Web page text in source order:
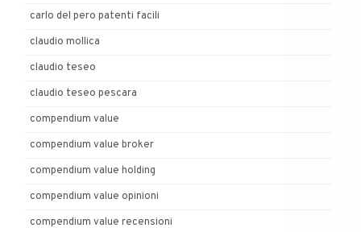
carlo del pero patenti facili
claudio mollica
claudio teseo
claudio teseo pescara
compendium value
compendium value broker
compendium value holding
compendium value opinioni
compendium value recensioni